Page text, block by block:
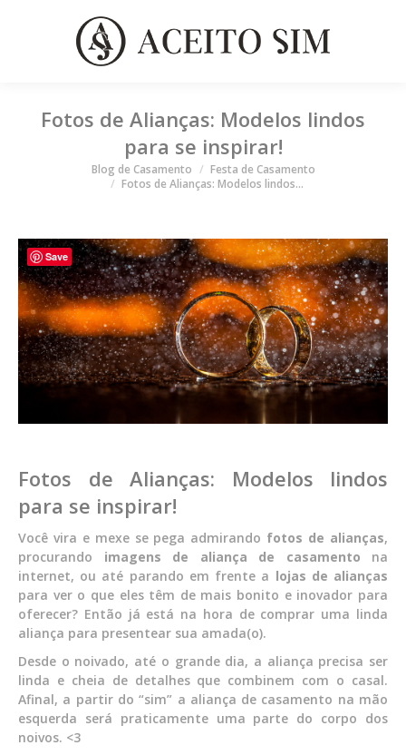
Fotos de Alianças: Modelos lindos
para se inspirar!
Você está aquiBlog de Casamento
Festa de Casamento
Fotos de Alianças: Modelos lindos…
Fotos de Alianças: Modelos lindos
para se inspirar!
Você vira e mexe se pega admirando fotos de alianças,
procurando imagens de aliança de casamento na
internet, ou até parando em frente a lojas de alianças
para ver o que eles têm de mais bonito e inovador para
oferecer? Então já está na hora de comprar uma linda
aliança para presentear sua amada(o).
Desde o noivado, até o grande dia, a aliança precisa ser
linda e cheia de detalhes que combinem com o casal.
Afinal, a partir do “sim” a aliança de casamento na mão
esquerda será praticamente uma parte do corpo dos
noivos. <3
Save